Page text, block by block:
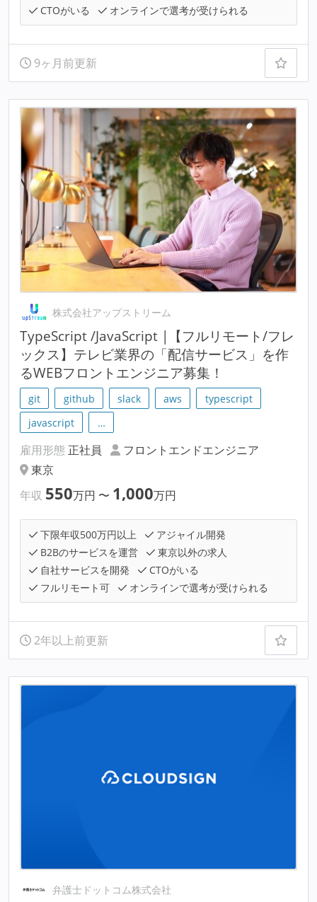
CTOがいる
オンラインで選考が受けられる
9ヶ月前更新
株式会社アップストリーム
TypeScript /JavaScript |【フルリモート/フレ
ックス】テレビ業界の「配信サービス」を作
るWEBフロントエンジニア募集！
git github slack aws
typescript
javascript
…
雇用形態 正社員
フロントエンドエンジニア
東京
年収 550万円 〜 1,000万円
下限年収500万円以上
アジャイル開発
B2Bのサービスを運営
東京以外の求人
自社サービスを開発
CTOがいる
フルリモート可
オンラインで選考が受けられる
2年以上前更新
弁護士ドットコム株式会社